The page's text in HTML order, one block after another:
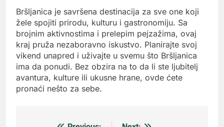
Bršljanica je savršena destinacija za sve one koji
žele spojiti prirodu, kulturu i gastronomiju. Sa
brojnim aktivnostima i prelepim pejzažima, ovaj
kraj pruža nezaboravno iskustvo. Planirajte svoj
vikend unapred i uživajte u svemu što Bršljanica
ima da ponudi. Bez obzira na to da li ste ljubitelj
avantura, kulture ili ukusne hrane, ovde ćete
pronaći nešto za sebe.